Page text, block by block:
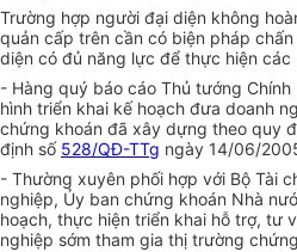
Trường hợp người đại diện không
quản cấp trên cần có biện pháp
diện có đủ năng lực để thực hiện các
- Hàng quý báo cáo Thủ tướng
hình triển khai kế hoạch đưa doanh
chứng khoán đã xây dựng theo quy
định số 528/QĐ-TTg ngày 14/06/
- Thường xuyên phối hợp với Bộ Tài
nghiệp, Ủy ban chứng khoán Nhà
hoạch, thực hiện triển khai hỗ trợ, tư
nghiệp sớm tham gia thị trường